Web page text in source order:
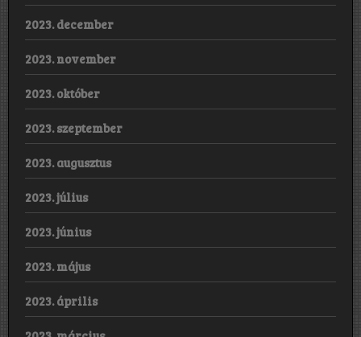
2023. december
2023. november
2023. október
2023. szeptember
2023. augusztus
2023. július
2023. június
2023. május
2023. április